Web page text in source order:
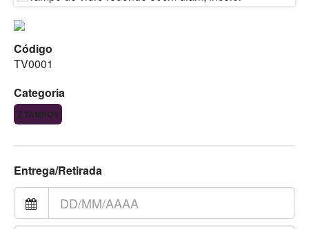
Código
TV0001
Categoria
Z TAMPOS
Entrega/Retirada